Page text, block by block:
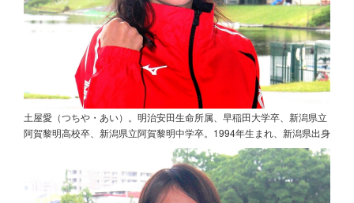
土屋愛（つちや・あい）。明治安田生命所属、早稲田大学卒、新潟県立
阿賀黎明高校卒、新潟県立阿賀黎明中学卒。1994年生まれ、新潟県出身